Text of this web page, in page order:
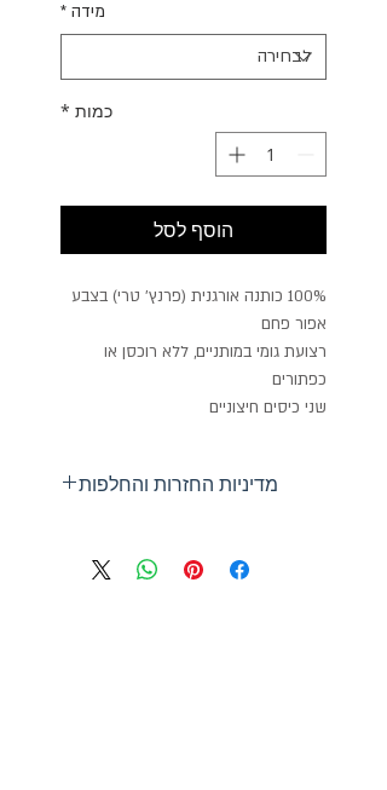
מידה *
כמות *
הוסף לסל
100% כותנה אורגנית (פרנץ' טרי) בצבע
אפור פחם
רצועת גומי במותניים, ללא רוכסן או
כפתורים
שני כיסים חיצוניים
מדיניות החזרות והחלפות
שלא נעשה בו שימוש בתוך 14 יום
ביטול הזמנה שנעשתה באתר -